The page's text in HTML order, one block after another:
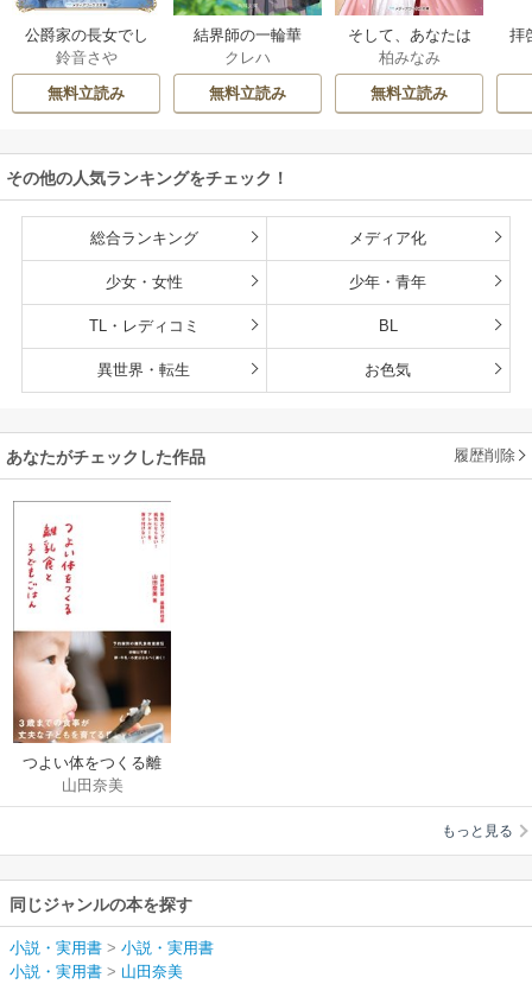
公爵家の長女でし
た
鈴音さや
無料立読み
結界師の一輪華
クレハ
無料立読み
そして、あなたは
私を捨てる
柏みなみ
無料立読み
拝
その他の人気ランキングをチェック！
総合ランキング メディア化
少女・女性 少年・青年
TL・レディコミ BL
異世界・転生 お色気
あなたがチェックした作品 履歴削除
つよい体をつくる離
乳食と子どもごはん
山田奈美
もっと見る
同じジャンルの本を探す
小説・実用書 > 小説・実用書
小説・実用書 > 山田奈美